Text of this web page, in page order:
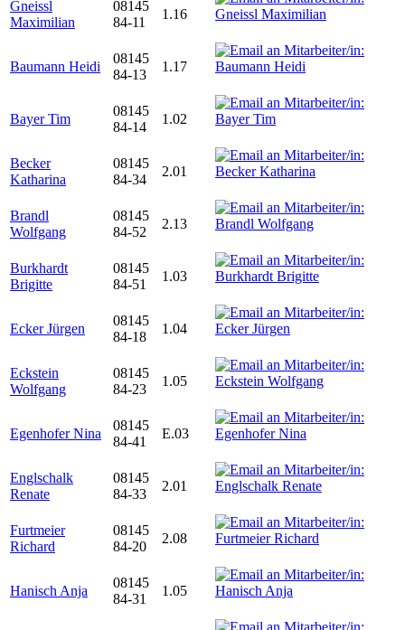
Gneissl
Maximilian
08145
84-11
1.16
Baumann Heidi
08145
84-13
1.17
Bayer Tim
08145
84-14
1.02
Becker
Katharina
08145
84-34
2.01
Brandl
Wolfgang
08145
84-52
2.13
Burkhardt
Brigitte
08145
84-51
1.03
Ecker Jürgen
08145
84-18
1.04
Eckstein
Wolfgang
08145
84-23
1.05
Egenhofer Nina
08145
84-41
E.03
Englschalk
Renate
08145
84-33
2.01
Furtmeier
Richard
08145
84-20
2.08
Hanisch Anja
08145
84-31
1.05